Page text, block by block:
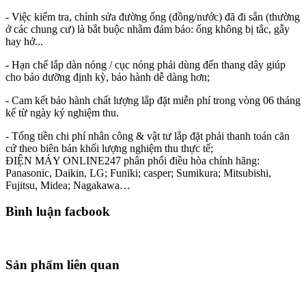
- Việc kiểm tra, chỉnh sửa đường ống (đồng/nước) đã đi sẵn (thường
ở các chung cư) là bắt buộc nhằm đảm bảo: ống không bị tắc, gẫy
hay hở...
- Hạn chế lắp dàn nóng / cục nóng phải dùng đến thang dây giúp
cho bảo dưỡng định kỳ, bảo hành dễ dàng hơn;
- Cam kết bảo hành chất lượng lắp đặt miễn phí trong vòng 06 tháng
kể từ ngày ký nghiệm thu.
- Tổng tiền chi phí nhân công & vật tư lắp đặt phải thanh toán căn
cứ theo biên bản khối lượng nghiệm thu thực tế;
ĐIỆN MÁY ONLINE247 phân phối điều hòa chính hãng:
Panasonic, Daikin, LG; Funiki; casper; Sumikura; Mitsubishi,
Fujitsu, Midea; Nagakawa…
Bình luận facbook
Sản phẩm liên quan